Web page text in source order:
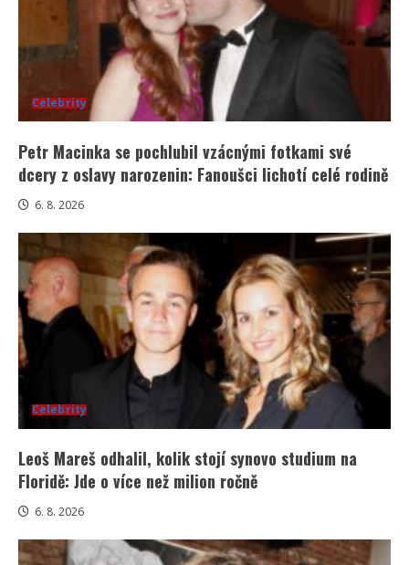
Celebrity
Petr Macinka se pochlubil vzácnými fotkami své
dcery z oslavy narozenin: Fanoušci lichotí celé rodině
6. 8. 2026
Celebrity
Leoš Mareš odhalil, kolik stojí synovo studium na
Floridě: Jde o více než milion ročně
6. 8. 2026